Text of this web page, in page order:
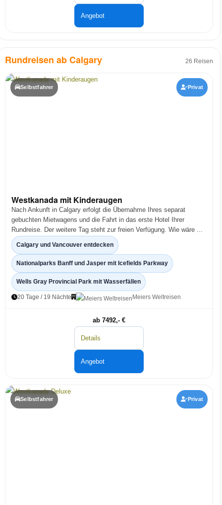
Angebot
Rundreisen ab Calgary 26 Reisen
Selbstfahrer Privat
Westkanada mit Kinderaugen
Nach Ankunft in Calgary erfolgt die Übernahme Ihres separat
gebuchten Mietwagens und die Fahrt in das erste Hotel Ihrer
Rundreise. Der weitere Tag steht zur freien Verfügung. Wie wäre ...
Calgary und Vancouver entdecken
Nationalparks Banff und Jasper mit Icefields Parkway
Wells Gray Provincial Park mit Wasserfällen
20 Tage / 19 Nächte Meiers Weltreisen
ab 7492,- €
Details
Angebot
Selbstfahrer Privat